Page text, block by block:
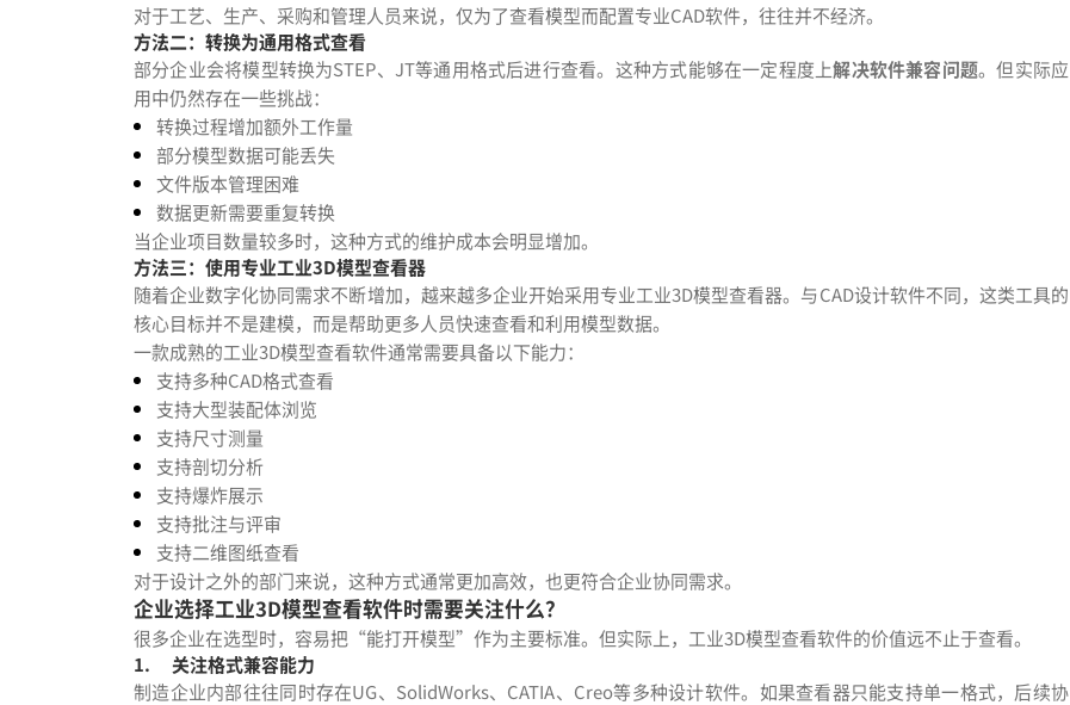
对于工艺、生产、采购和管理人员来说，仅为了查看模型而配置专业CAD软件，往往并不经济。
方法二：转换为通用格式查看
部分企业会将模型转换为STEP、JT等通用格式后进行查看。这种方式能够在一定程度上解决软件兼容问题。但实际应
用中仍然存在一些挑战：
转换过程增加额外工作量
部分模型数据可能丢失
文件版本管理困难
数据更新需要重复转换
当企业项目数量较多时，这种方式的维护成本会明显增加。
方法三：使用专业工业3D模型查看器
随着企业数字化协同需求不断增加，越来越多企业开始采用专业工业3D模型查看器。与CAD设计软件不同，这类工具的
核心目标并不是建模，而是帮助更多人员快速查看和利用模型数据。
一款成熟的工业3D模型查看软件通常需要具备以下能力：
支持多种CAD格式查看
支持大型装配体浏览
支持尺寸测量
支持剖切分析
支持爆炸展示
支持批注与评审
支持二维图纸查看
对于设计之外的部门来说，这种方式通常更加高效，也更符合企业协同需求。
企业选择工业3D模型查看软件时需要关注什么？
很多企业在选型时，容易把“能打开模型”作为主要标准。但实际上，工业3D模型查看软件的价值远不止于查看。
1. 关注格式兼容能力
制造企业内部往往同时存在UG、SolidWorks、CATIA、Creo等多种设计软件。如果查看器只能支持单一格式，后续协